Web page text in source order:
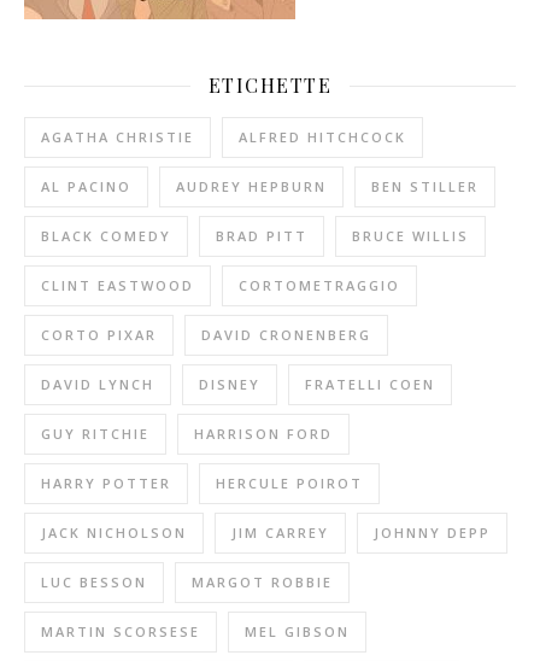
ETICHETTE
AGATHA CHRISTIE ALFRED HITCHCOCK
AL PACINO AUDREY HEPBURN BEN STILLER
BLACK COMEDY BRAD PITT BRUCE WILLIS
CLINT EASTWOOD CORTOMETRAGGIO
CORTO PIXAR DAVID CRONENBERG
DAVID LYNCH DISNEY FRATELLI COEN
GUY RITCHIE HARRISON FORD
HARRY POTTER HERCULE POIROT
JACK NICHOLSON JIM CARREY JOHNNY DEPP
LUC BESSON MARGOT ROBBIE
MARTIN SCORSESE MEL GIBSON